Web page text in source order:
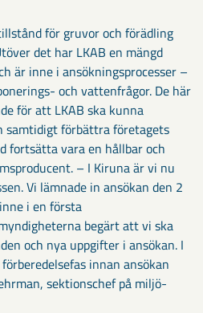
för gruvor och förädling
det har LKAB en mängd
är inne i ansökningsprocesser –
och vattenfrågor. De här
för att LKAB ska kunna
samtidigt förbättra företagets
fortsätta vara en hållbar och
– I Kiruna är vi nu
Vi lämnade in ansökan den 2
i en första
begärt att vi ska
och nya uppgifter i ansökan. I
innan ansökan
sektionschef på miljö­